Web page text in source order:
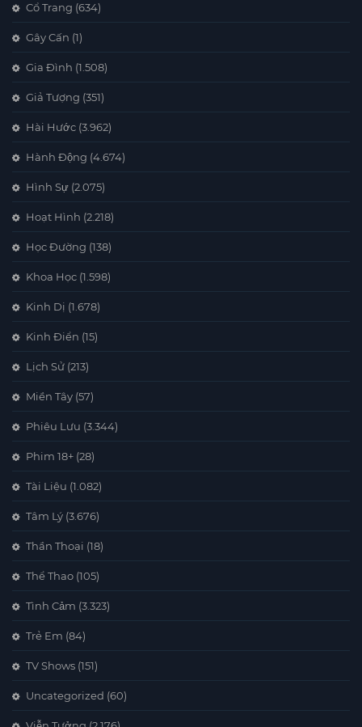
Cổ Trang (634)
Gây Cấn (1)
Gia Đình (1.508)
Giả Tượng (351)
Hài Hước (3.962)
Hành Động (4.674)
Hình Sự (2.075)
Hoạt Hình (2.218)
Học Đường (138)
Khoa Học (1.598)
Kinh Dị (1.678)
Kinh Điển (15)
Lịch Sử (213)
Miền Tây (57)
Phiêu Lưu (3.344)
Phim 18+ (28)
Tài Liệu (1.082)
Tâm Lý (3.676)
Thần Thoại (18)
Thể Thao (105)
Tình Cảm (3.323)
Trẻ Em (84)
TV Shows (151)
Uncategorized (60)